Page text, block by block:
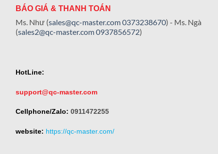
BÁO GIÁ & THANH TOÁN
Ms. Như (sales@qc-master.com0373238670) - Ms. Ngà
(sales2@qc-master.com0937856572)
HotLine:
support@qc-master.com
Cellphone/Zalo: 0911472255
website: https://qc-master.com/